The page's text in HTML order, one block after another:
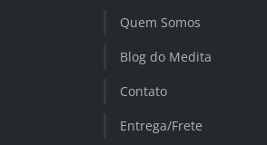
Quem Somos
Blog do Medita
Contato
Entrega/Frete